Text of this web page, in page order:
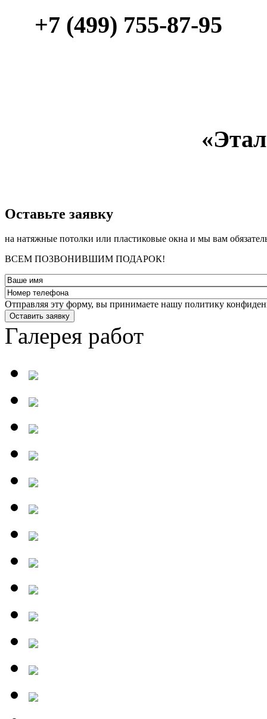
+7 (499) 755-87-95
­Оставьте заявку
на натяжные потолки или пластиковые окна и мы вам
ВСЕМ ПОЗВОНИВШИМ ПОДАРОК!
Отправляя эту форму, вы принимаете нашу политику
Оставить заявку
Галерея работ